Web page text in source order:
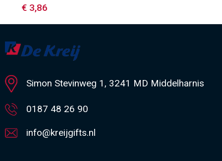
€ 3,86
Minimale afname: 50
Simon Stevinweg 1, 3241 MD Middelharnis
0187 48 26 90
info@kreijgifts.nl